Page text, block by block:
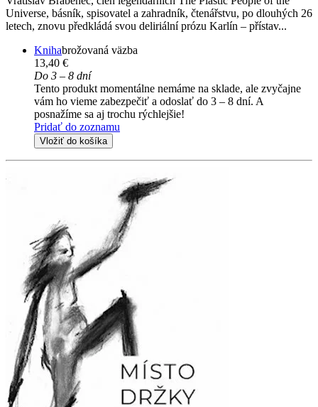
Universe, básník, spisovatel a zahradník, čtenářstvu, po dlouhých 26
letech, znovu předkládá svou deliriální prózu Karlín – přístav...
Knihabrožovaná väzba
13,40 €
Do 3 – 8 dní
Tento produkt momentálne nemáme na sklade, ale zvyčajne
vám ho vieme zabezpečiť a odoslať do 3 – 8 dní. A
posnažíme sa aj trochu rýchlejšie!
Pridať do zoznamu
Vložiť do košíka